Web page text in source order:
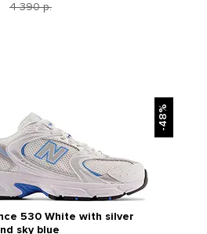
4 390 р.
-48%
530 White with silver
sky blue